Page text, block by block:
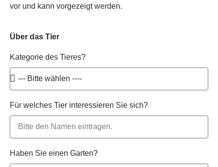
vor und kann vorgezeigt werden.
Über das Tier
Kategorie des Tieres?
Für welches Tier interessieren Sie sich?
Haben Sie einen Garten?